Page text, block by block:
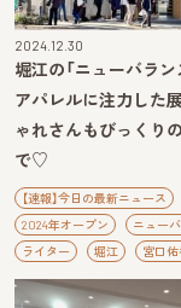
2024.12.30
堀江の「ニューバラン
アパレルに注力した
ゃれさんもびっくり
で♡
【速報】今日の最新ニュース
2024年オープン
ニュー
ライター
堀江 宮口佑